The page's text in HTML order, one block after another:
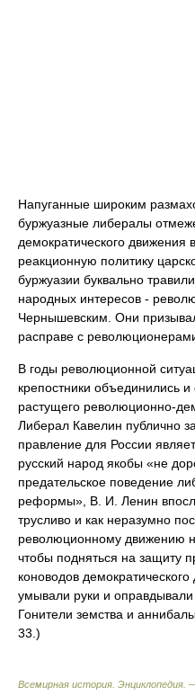
Напуганные широким
буржуазные либералы
демократического
реакционную политику
буржуазии буквально
народных интересов -
Чернышевским. Они
расправе с
В годы революционной
крепостники объединились
растущего революционно-
Либерал Кавелин публично
правление для России
русский народ якобы «не
предательское поведение
реформы», В. И. Ленин
трусливо и как неразумно
революционному движению
чтобы подняться на защиту
коноводов
умывали руки и
Гонители земства и
33.)
Всемирная история. Энциклопедия.